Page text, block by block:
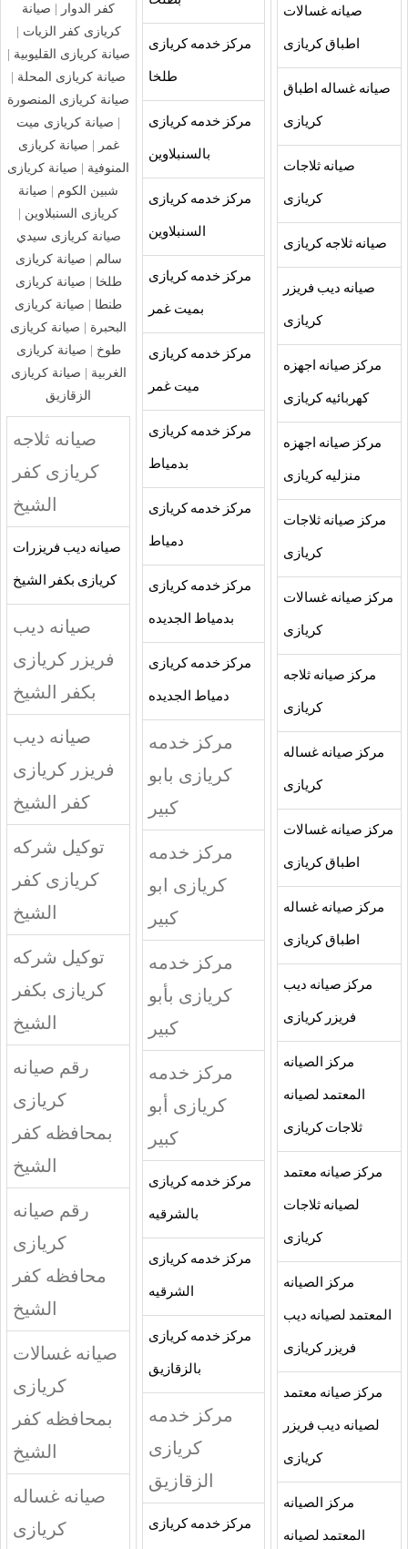
صيانه غسالات
اطباق كريازى
صيانه غساله اطباق
كريازى
صيانه ثلاجات
كريازى
صيانه ثلاجه كريازى
صيانه ديب فريزر
كريازى
مركز صيانه اجهزه
كهربائيه كريازى
مركز صيانه اجهزه
منزليه كريازى
مركز صيانه ثلاجات
كريازى
مركز صيانه غسالات
كريازى
مركز صيانه ثلاجه
كريازى
مركز صيانه غساله
كريازى
مركز صيانه غسالات
اطباق كريازى
مركز صيانه غساله
اطباق كريازى
مركز صيانه ديب
فريزر كريازى
مركز الصيانه
المعتمد لصيانه
ثلاجات كريازى
مركز صيانه معتمد
لصيانه ثلاجات
كريازى
مركز الصيانه
المعتمد لصيانه ديب
فريزر كريازى
مركز صيانه معتمد
لصيانه ديب فريزر
كريازى
مركز الصيانه
المعتمد لصيانه
مركز خدمه كريازى
طلخا
مركز خدمه كريازى
بالسنبلاوين
مركز خدمه كريازى
السنبلاوين
مركز خدمه كريازى
بميت غمر
مركز خدمه كريازى
ميت غمر
مركز خدمه كريازى
بدمياط
مركز خدمه كريازى
دمياط
مركز خدمه كريازى
بدمياط الجديده
مركز خدمه كريازى
دمياط الجديده
مركز خدمه
كريازى بابو
كبير
مركز خدمه
كريازى ابو
كبير
مركز خدمه
كريازى بأبو
كبير
مركز خدمه
كريازى أبو
كبير
مركز خدمه كريازى
بالشرقيه
مركز خدمه كريازى
الشرقيه
مركز خدمه كريازى
بالزقازيق
مركز خدمه
كريازى
الزقازيق
مركز خدمه كريازى
كفر الدوار
صيانة
كريازى كفر الزيات
صيانة كريازى القليوبية
صيانة كريازى المحلة
صيانة كريازى المنصورة
صيانة كريازى ميت
غمر
صيانة كريازى
المنوفية
صيانة كريازى
شبين الكوم
صيانة
كريازى السنبلاوين
صيانة كريازى سيدي
سالم
صيانة كريازى
طلخا
صيانة كريازى
طنطا
صيانة كريازى
البحبرة
صيانة كريازى
طوخ
صيانة كريازى
الغربية
صيانة كريازى
الزقازيق
صيانه ثلاجه
كريازى كفر
الشيخ
صيانه ديب فريزرات
كريازى بكفر الشيخ
صيانه ديب
فريزر كريازى
بكفر الشيخ
صيانه ديب
فريزر كريازى
كفر الشيخ
توكيل شركه
كريازى كفر
الشيخ
توكيل شركه
كريازى بكفر
الشيخ
رقم صيانه
كريازى
بمحافظه كفر
الشيخ
رقم صيانه
كريازى
محافظه كفر
الشيخ
صيانه غسالات
كريازى
بمحافظه كفر
الشيخ
صيانه غساله
كريازى